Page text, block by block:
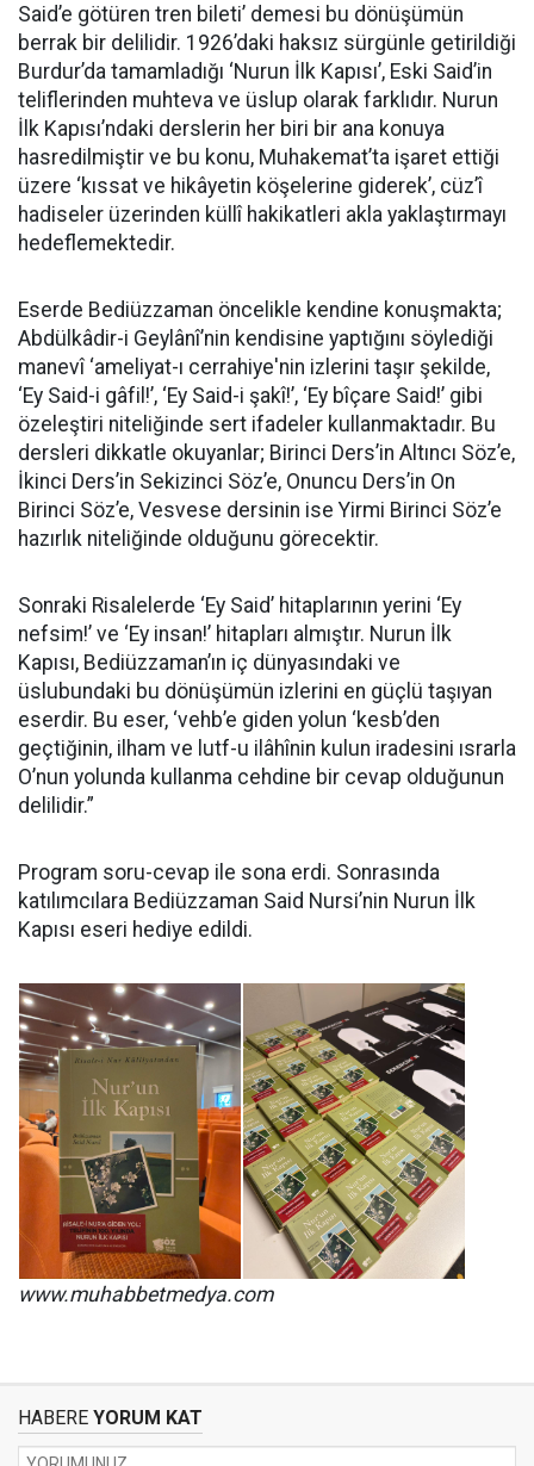
Said’e götüren tren bileti’ demesi bu dönüşümün
berrak bir delilidir. 1926’daki haksız sürgünle getirildiği
Burdur’da tamamladığı ‘Nurun İlk Kapısı’, Eski Said’in
teliflerinden muhteva ve üslup olarak farklıdır. Nurun
İlk Kapısı’ndaki derslerin her biri bir ana konuya
hasredilmiştir ve bu konu, Muhakemat’ta işaret ettiği
üzere ‘kıssat ve hikâyetin köşelerine giderek’, cüz’î
hadiseler üzerinden küllî hakikatleri akla yaklaştırmayı
hedeflemektedir.
Eserde Bediüzzaman öncelikle kendine konuşmakta;
Abdülkâdir-i Geylânî’nin kendisine yaptığını söylediği
manevî ‘ameliyat-ı cerrahiye'nin izlerini taşır şekilde,
‘Ey Said-i gâfil!’, ‘Ey Said-i şakî!’, ‘Ey bîçare Said!’ gibi
özeleştiri niteliğinde sert ifadeler kullanmaktadır. Bu
dersleri dikkatle okuyanlar; Birinci Ders’in Altıncı Söz’e,
İkinci Ders’in Sekizinci Söz’e, Onuncu Ders’in On
Birinci Söz’e, Vesvese dersinin ise Yirmi Birinci Söz’e
hazırlık niteliğinde olduğunu görecektir.
Sonraki Risalelerde ‘Ey Said’ hitaplarının yerini ‘Ey
nefsim!’ ve ‘Ey insan!’ hitapları almıştır. Nurun İlk
Kapısı, Bediüzzaman’ın iç dünyasındaki ve
üslubundaki bu dönüşümün izlerini en güçlü taşıyan
eserdir. Bu eser, ‘vehb’e giden yolun ‘kesb’den
geçtiğinin, ilham ve lutf-u ilâhînin kulun iradesini ısrarla
O’nun yolunda kullanma cehdine bir cevap olduğunun
delilidir.”
Program soru-cevap ile sona erdi. Sonrasında
katılımcılara Bediüzzaman Said Nursi’nin Nurun İlk
Kapısı eseri hediye edildi.
www.muhabbetmedya.com
HABERE YORUM KAT